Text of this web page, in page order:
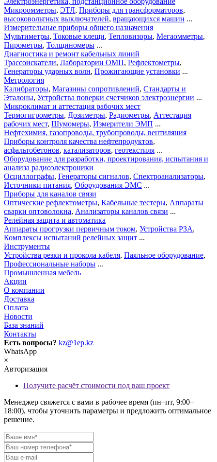
Микроомметры, ЭТЛ, Приборы для трансформаторов,
высоковольтных выключателей, вращающихся машин ...
Измерительные приборы общего назначения
Мультиметры, Токовые клещи, Тепловизоры, Мегаомметры,
Пирометры, Толщиномеры ...
Диагностика и ремонт кабельных линий
Трассоискатели, Лаборатории ОМП, Рефлектометры,
Генераторы ударных волн, Прожигающие установки ...
Метрология
Калибраторы, Магазины сопротивлений, Стандарты и
Эталоны, Устройства поверки счетчиков электроэнергии ...
Микроклимат и аттестация рабочих мест
Термогигрометры, Дозиметры, Радиометры, Аттестация
рабочих мест, Шумомеры, Измерители ЭМП ...
Нефтехимия, газопроводы, трубопроводы, вентиляция
Приборы контроля качества нефтепродуктов,
асфальтобетонов, катализаторов, геотекстиля ...
Оборудование для разработки, проектирования, испытания и
анализа радиоэлектроники
Осциллографы, Генераторы сигналов, Спектроанализаторы,
Источники питания, Оборудования ЭМС ...
Приборы для каналов связи
Оптические рефлектометры, Кабельные тестеры, Аппараты
сварки оптоволокна, Анализаторы каналов связи ...
Релейная защита и автоматика
Аппараты прогрузки первичным током, Устройства РЗА,
Комплексы испытаний релейных защит ...
Инструменты
Устройства резки и прокола кабеля, Паяльное оборудование,
Профессиональные наборы ...
Промышленная мебель
Акции
О компании
Доставка
Оплата
Новости
База знаний
Контакты
Есть вопросы? kz@1ep.kz
WhatsApp
×
Авторизация
Получите расчёт стоимости под ваш проект
Менеджер свяжется с вами в рабочее время (пн–пт, 9:00–
18:00), чтобы уточнить параметры и предложить оптимальное
решение.